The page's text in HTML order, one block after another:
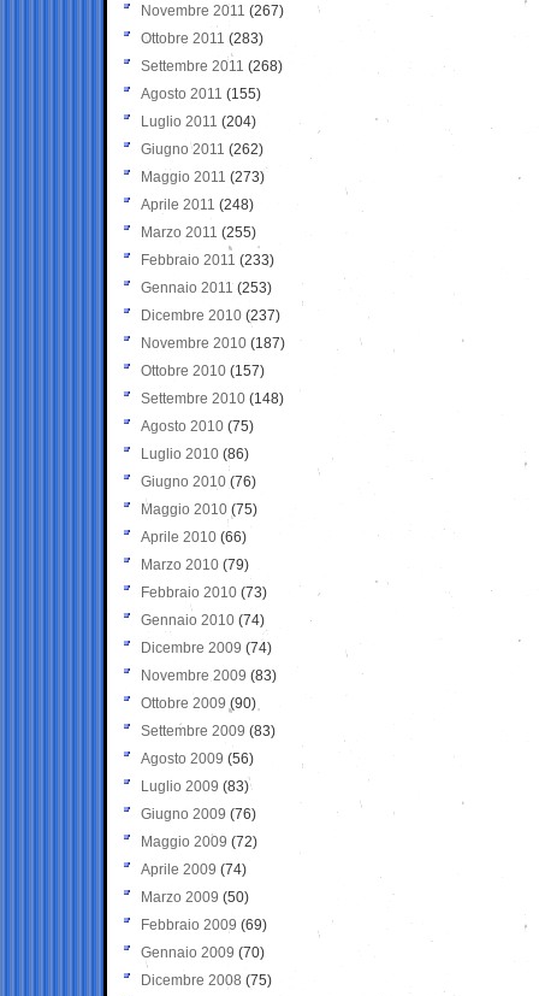
Novembre 2011 (267)
Ottobre 2011 (283)
Settembre 2011 (268)
Agosto 2011 (155)
Luglio 2011 (204)
Giugno 2011 (262)
Maggio 2011 (273)
Aprile 2011 (248)
Marzo 2011 (255)
Febbraio 2011 (233)
Gennaio 2011 (253)
Dicembre 2010 (237)
Novembre 2010 (187)
Ottobre 2010 (157)
Settembre 2010 (148)
Agosto 2010 (75)
Luglio 2010 (86)
Giugno 2010 (76)
Maggio 2010 (75)
Aprile 2010 (66)
Marzo 2010 (79)
Febbraio 2010 (73)
Gennaio 2010 (74)
Dicembre 2009 (74)
Novembre 2009 (83)
Ottobre 2009 (90)
Settembre 2009 (83)
Agosto 2009 (56)
Luglio 2009 (83)
Giugno 2009 (76)
Maggio 2009 (72)
Aprile 2009 (74)
Marzo 2009 (50)
Febbraio 2009 (69)
Gennaio 2009 (70)
Dicembre 2008 (75)